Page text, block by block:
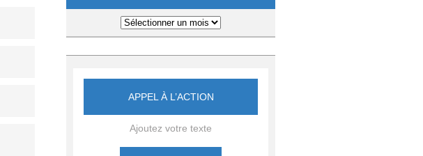
APPEL À L’ACTION
Ajoutez votre texte